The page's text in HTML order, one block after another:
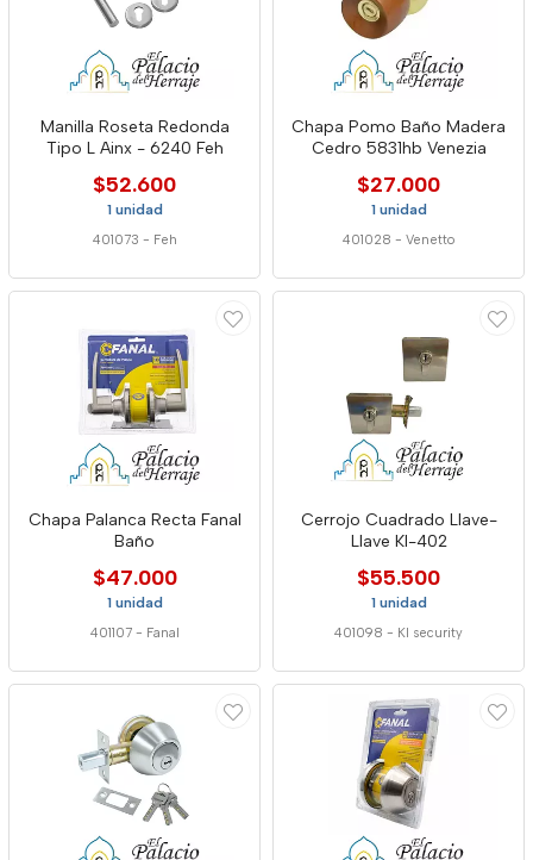
Manilla Roseta Redonda
Tipo L Ainx - 6240 Feh
$52.600
1 unidad
401073 - Feh
Chapa Pomo Baño Madera
Cedro 5831hb Venezia
$27.000
1 unidad
401028 - Venetto
Chapa Palanca Recta Fanal
Baño
$47.000
1 unidad
401107 - Fanal
Cerrojo Cuadrado Llave-
Llave Kl-402
$55.500
1 unidad
401098 - Kl security